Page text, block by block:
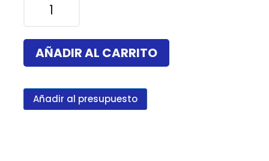
operativa
mesh
cantidad
AÑADIR AL CARRITO
Añadir al presupuesto